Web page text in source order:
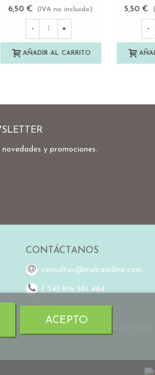
7,85 €
(IVA no incluido)
- +
AÑADIR AL CARRITO
6,50 €
-
y promociones.
ACEPTO
CONTÁCTANOS
consultas@mabaonline.com
( 34) 916 581 464
(34) 648 976 755